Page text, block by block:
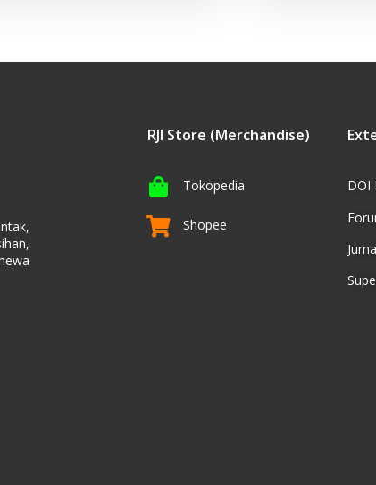
RJI Store (Merchandise)
Tokopedia
Shopee
DOI